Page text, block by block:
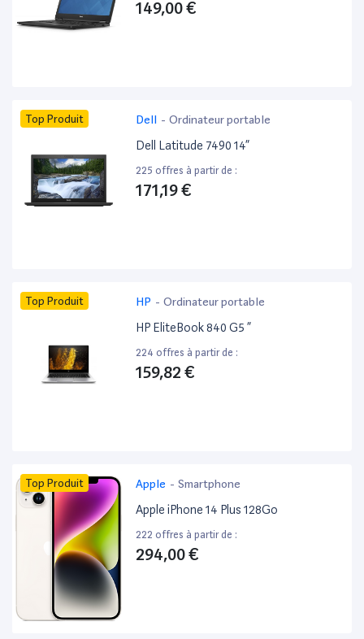
149,00 €
Top Produit Dell - Ordinateur portable
Dell Latitude 7490 14”
225 offres à partir de :
171,19 €
Top Produit HP - Ordinateur portable
HP EliteBook 840 G5 ”
224 offres à partir de :
159,82 €
Top Produit Apple - Smartphone
Apple iPhone 14 Plus 128Go
222 offres à partir de :
294,00 €